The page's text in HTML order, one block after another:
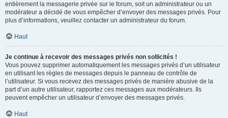
entièrement la messagerie privée sur le forum, soit un administrateur ou un
modérateur a décidé de vous empêcher d’envoyer des messages privés. Pour
plus d’informations, veuillez contacter un administrateur du forum.
Haut
Je continue à recevoir des messages privés non sollicités !
Vous pouvez supprimer automatiquement les messages privés d’un utilisateur
en utilisant les règles de messages depuis le panneau de contrôle de
l’utilisateur. Si vous recevez des messages privés de manière abusive de la
part d’un autre utilisateur, rapportez ces messages aux modérateurs. Ils
peuvent empêcher un utilisateur d’envoyer des messages privés.
Haut